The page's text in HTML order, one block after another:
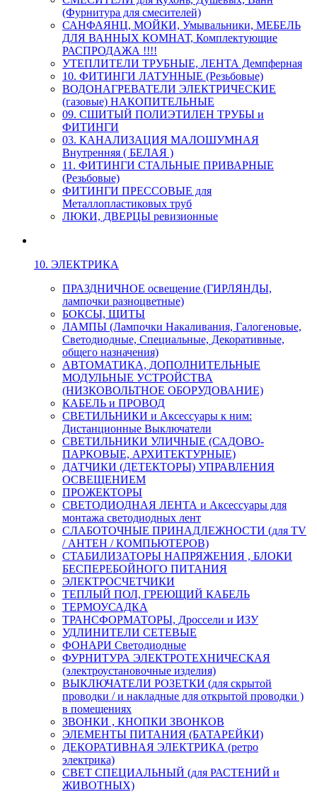
(Фурнитура для смесителей)
САНФАЯНЦ, МОЙКИ, Умывальники, МЕБЕЛЬ
ДЛЯ ВАННЫХ КОМНАТ, Комплектующие
РАСПРОДАЖА !!!!
УТЕПЛИТЕЛИ ТРУБНЫЕ, ЛЕНТА Демпферная
10. ФИТИНГИ ЛАТУННЫЕ (Резьбовые)
ВОДОНАГРЕВАТЕЛИ ЭЛЕКТРИЧЕСКИЕ
(газовые) НАКОПИТЕЛЬНЫЕ
09. СШИТЫЙ ПОЛИЭТИЛЕН ТРУБЫ и
ФИТИНГИ
03. КАНАЛИЗАЦИЯ МАЛОШУМНАЯ
Внутренняя ( БЕЛАЯ )
11. ФИТИНГИ СТАЛЬНЫЕ ПРИВАРНЫЕ
(Резьбовые)
ФИТИНГИ ПРЕССОВЫЕ для
Металлопластиковых труб
ЛЮКИ, ДВЕРЦЫ ревизионные
10. ЭЛЕКТРИКА
ПРАЗДНИЧНОЕ освещение (ГИРЛЯНДЫ,
лампочки разноцветные)
БОКСЫ, ЩИТЫ
ЛАМПЫ (Лампочки Накаливания, Галогеновые,
Светодиодные, Специальные, Декоративные,
общего назначения)
АВТОМАТИКА, ДОПОЛНИТЕЛЬНЫЕ
МОДУЛЬНЫЕ УСТРОЙСТВА
(НИЗКОВОЛЬТНОЕ ОБОРУДОВАНИЕ)
КАБЕЛЬ и ПРОВОД
СВЕТИЛЬНИКИ и Аксессуары к ним:
Дистанционные Выключатели
СВЕТИЛЬНИКИ УЛИЧНЫЕ (САДОВО-
ПАРКОВЫЕ, АРХИТЕКТУРНЫЕ)
ДАТЧИКИ (ДЕТЕКТОРЫ) УПРАВЛЕНИЯ
ОСВЕЩЕНИЕМ
ПРОЖЕКТОРЫ
СВЕТОДИОДНАЯ ЛЕНТА и Аксессуары для
монтажа светодиодных лент
СЛАБОТОЧНЫЕ ПРИНАДЛЕЖНОСТИ (для TV
/ АНТЕН / КОМПЬЮТЕРОВ)
СТАБИЛИЗАТОРЫ НАПРЯЖЕНИЯ , БЛОКИ
БЕСПЕРЕБОЙНОГО ПИТАНИЯ
ЭЛЕКТРОСЧЕТЧИКИ
ТЕПЛЫЙ ПОЛ, ГРЕЮЩИЙ КАБЕЛЬ
ТЕРМОУСАДКА
ТРАНСФОРМАТОРЫ, Дроссели и ИЗУ
УДЛИНИТЕЛИ СЕТЕВЫЕ
ФОНАРИ Светодиодные
ФУРНИТУРА ЭЛЕКТРОТЕХНИЧЕСКАЯ
(электроустановочные изделия)
ВЫКЛЮЧАТЕЛИ РОЗЕТКИ (для скрытой
проводки / и накладные для открытой проводки )
в помещениях
ЗВОНКИ , КНОПКИ ЗВОНКОВ
ЭЛЕМЕНТЫ ПИТАНИЯ (БАТАРЕЙКИ)
ДЕКОРАТИВНАЯ ЭЛЕКТРИКА (ретро
электрика)
СВЕТ СПЕЦИАЛЬНЫЙ (для РАСТЕНИЙ и
ЖИВОТНЫХ)